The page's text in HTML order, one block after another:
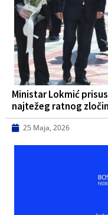
Ministar Lokmić
najtežeg ratnog
25 Maja, 2026